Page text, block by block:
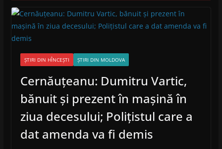
ȘTIRI DIN HÎNCEȘTI ȘTIRI DIN MOLDOVA
Cernăuțeanu: Dumitru Vartic,
bănuit și prezent în mașină în
ziua decesului; Polițistul care a
dat amenda va fi demis